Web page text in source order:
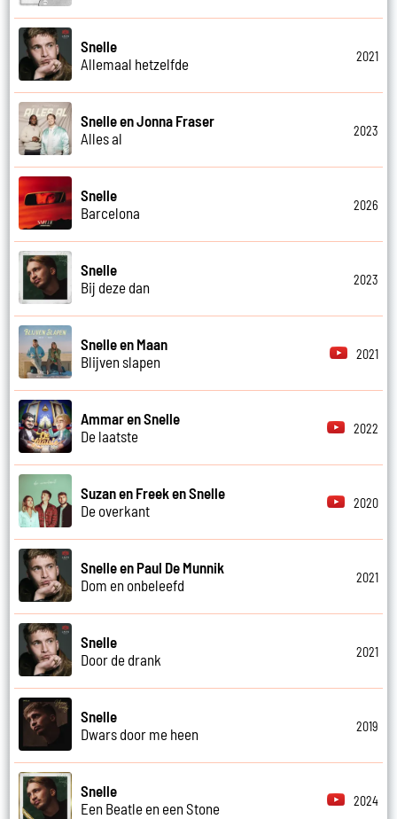
Snelle
Allemaal hetzelfde
2021
Snelle en Jonna Fraser
Alles al
2023
Snelle
Barcelona
2026
Snelle
Bij deze dan
2023
Snelle en Maan
Blijven slapen
2021
Ammar en Snelle
De laatste
2022
Suzan en Freek en Snelle
De overkant
2020
Snelle en Paul De Munnik
Dom en onbeleefd
2021
Snelle
Door de drank
2021
Snelle
Dwars door me heen
2019
Snelle
Een Beatle en een Stone
2024